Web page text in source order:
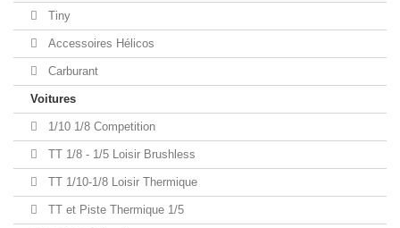
Tiny
Accessoires Hélicos
Carburant
Voitures
1/10 1/8 Competition
TT 1/8 - 1/5 Loisir Brushless
TT 1/10-1/8 Loisir Thermique
TT et Piste Thermique 1/5